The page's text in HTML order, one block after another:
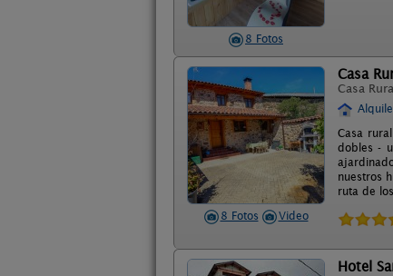
8 Fotos
8 Fotos Video
Casa
Casa
Casa
dobles -
nuestros
ruta de
Hotel